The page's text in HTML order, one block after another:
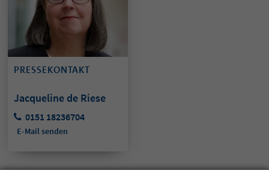
PRESSEKONTAKT
Jacqueline de Riese
0151 18236704
E-Mail senden